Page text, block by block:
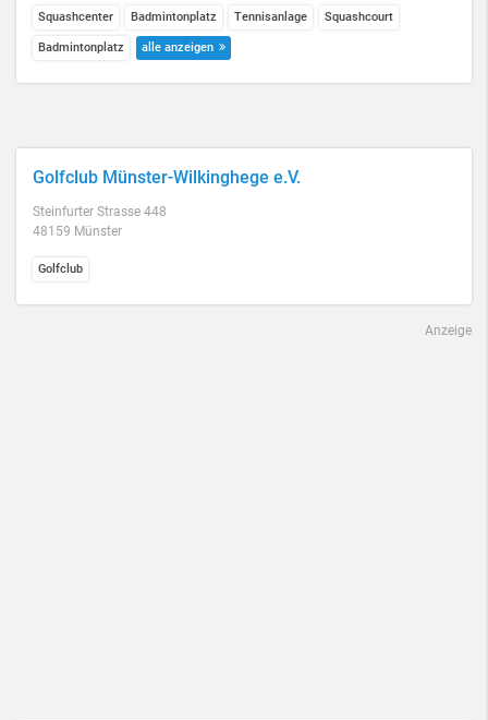
Squashcenter Badmintonplatz Tennisanlage Squashcourt
Badmintonplatz alle anzeigen
Golfclub Münster-Wilkinghege e.V.
Steinfurter Strasse 448
48159 Münster
Golfclub
Anzeige